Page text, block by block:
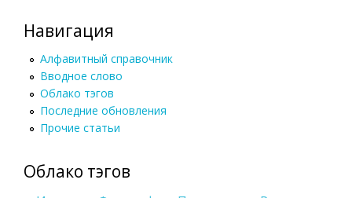
Навигация
Алфавитный справочник
Вводное слово
Облако тэгов
Последние обновления
Прочие статьи
Облако тэгов